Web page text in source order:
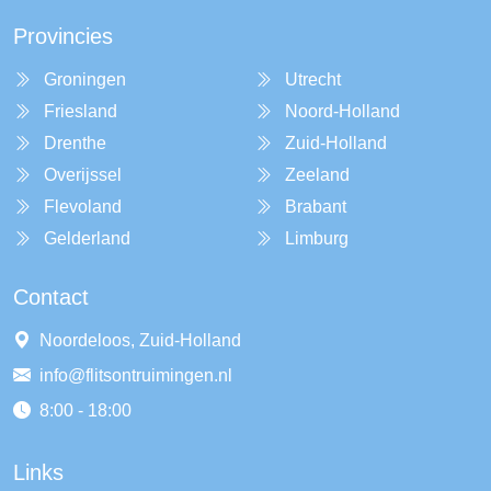
Provincies
Groningen
Friesland
Drenthe
Overijssel
Flevoland
Gelderland
Utrecht
Noord-Holland
Zuid-Holland
Zeeland
Brabant
Limburg
Contact
Noordeloos, Zuid-Holland
info@flitsontruimingen.nl
8:00 - 18:00
Links